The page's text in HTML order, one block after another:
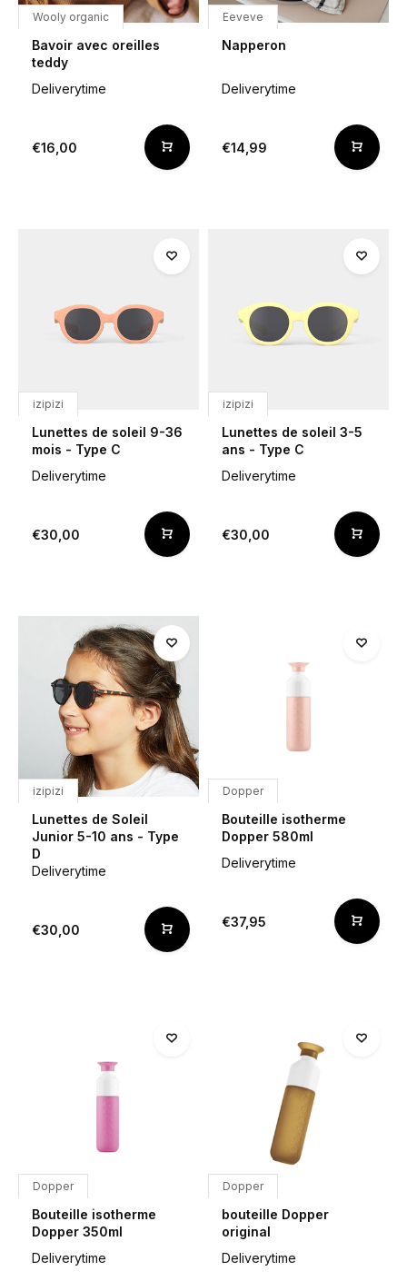
Wooly organic
Bavoir avec oreilles
teddy
Deliverytime
€16,00
Eeveve
Napperon
Deliverytime
€14,99
izipizi
Lunettes de soleil 9-36
mois - Type C
Deliverytime
€30,00
izipizi
Lunettes de soleil 3-5
ans - Type C
Deliverytime
€30,00
izipizi
Lunettes de Soleil
Junior 5-10 ans - Type
D
Deliverytime
€30,00
Dopper
Bouteille isotherme
Dopper 580ml
Deliverytime
€37,95
Dopper
Bouteille isotherme
Dopper 350ml
Deliverytime
Dopper
bouteille Dopper
original
Deliverytime